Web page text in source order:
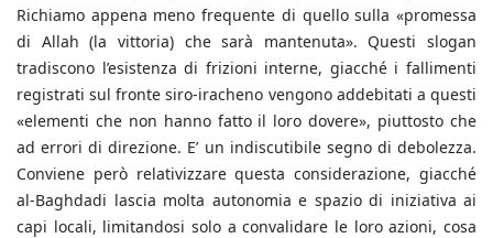
Richiamo appena meno frequente di quello sulla «promessa
di Allah (la vittoria) che sarà mantenuta». Questi slogan
tradiscono l’esistenza di frizioni interne, giacché i fallimenti
registrati sul fronte siro-iracheno vengono addebitati a questi
«elementi che non hanno fatto il loro dovere», piuttosto che
ad errori di direzione. E’ un indiscutibile segno di debolezza.
Conviene però relativizzare questa considerazione, giacché
al-Baghdadi lascia molta autonomia e spazio di iniziativa ai
capi locali, limitandosi solo a convalidare le loro azioni, cosa